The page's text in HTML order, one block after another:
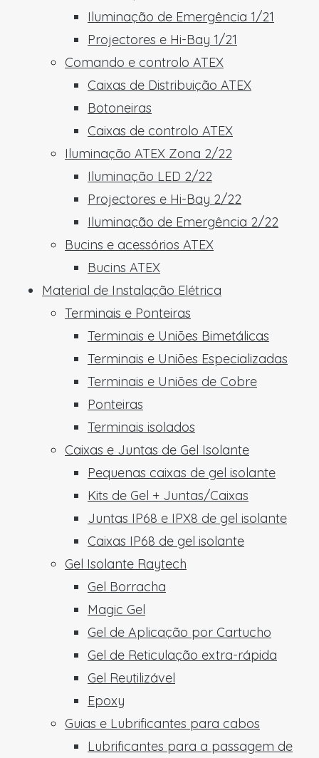
Iluminação de Emergência 1/21
Projectores e Hi-Bay 1/21
Comando e controlo ATEX
Caixas de Distribuição ATEX
Botoneiras
Caixas de controlo ATEX
Iluminação ATEX Zona 2/22
Iluminação LED 2/22
Projectores e Hi-Bay 2/22
Iluminação de Emergência 2/22
Bucins e acessórios ATEX
Bucins ATEX
Material de Instalação Elétrica
Terminais e Ponteiras
Terminais e Uniões Bimetálicas
Terminais e Uniões Especializadas
Terminais e Uniões de Cobre
Ponteiras
Terminais isolados
Caixas e Juntas de Gel Isolante
Pequenas caixas de gel isolante
Kits de Gel + Juntas/Caixas
Juntas IP68 e IPX8 de gel isolante
Caixas IP68 de gel isolante
Gel Isolante Raytech
Gel Borracha
Magic Gel
Gel de Aplicação por Cartucho
Gel de Reticulação extra-rápida
Gel Reutilizável
Epoxy
Guias e Lubrificantes para cabos
Lubrificantes para a passagem de